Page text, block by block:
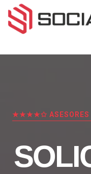
★★★★✩ ASESORES